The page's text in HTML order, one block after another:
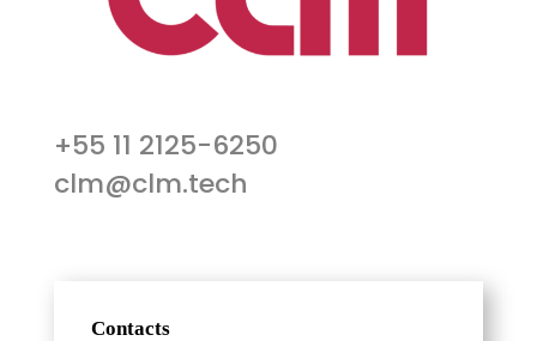
+55 11 2125-6250
clm@clm.tech
Contacts